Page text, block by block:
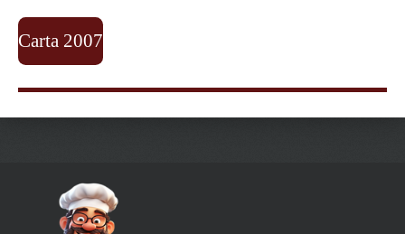
Carta 2007